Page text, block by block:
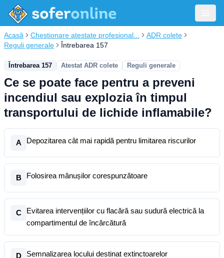
Acasă Chestionare atestate profesional...
ADR colete
Reguli generale
Întrebarea 157
Întrebarea 157 Atestat ADR colete Reguli generale
Ce se poate face pentru a preveni
incendiul sau explozia în timpul
transportului de lichide inflamabile?
A Depozitarea cât mai rapidă pentru limitarea riscurilor
B Folosirea mânușilor corespunzătoare
C
Evitarea intervențiilor cu flacără sau sudură electrică la
compartimentul de încărcătură
D Semnalizarea locului destinat extinctoarelor